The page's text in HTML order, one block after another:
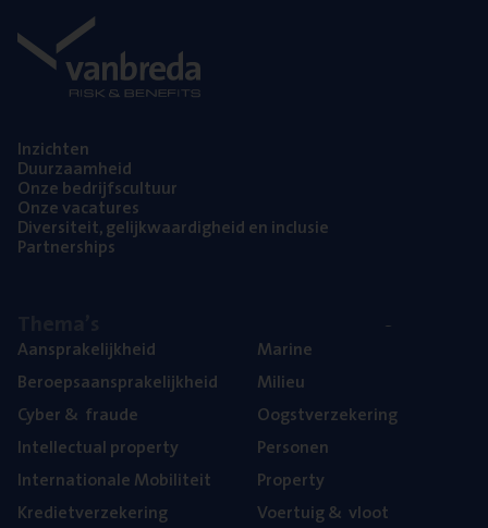
Inzich­ten
Duur­zaam­heid
Onze bedrijfs­cul­tuur
Onze vaca­tu­res
Diver­si­teit, gelijk­waar­dig­heid en inclusie
Part­ner­ships
Aan­spra­ke­lijk­heid
Beroeps­aan­spra­ke­lijk­heid
Cyber& fraude
Intel­lec­tu­al property
Inter­na­ti­o­na­le Mobiliteit
Kre­diet­ver­ze­ke­ring
Mari­ne
Mili­eu
Oogst­ver­ze­ke­ring
Per­so­nen
Pro­per­ty
Voer­tuig& vloot